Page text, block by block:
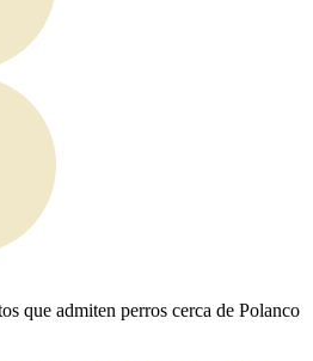
que admiten perros cerca de Polanco